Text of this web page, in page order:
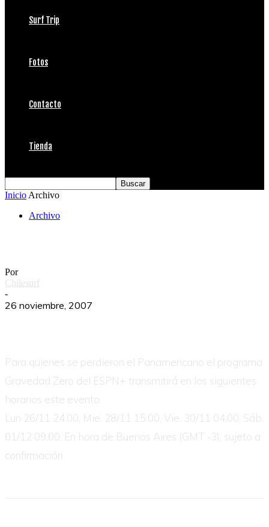
Surf Trip
Fotos
Contacto
Tienda
Inicio Archivo
Archivo
Por
Chilesurf
-
26 noviembre, 2007
Para quienes se perdieron el Panamericano el programa
Gravedad Zero del ESPN+ transmitirá en los siguientes
horarios este evento.
Lun 26/11 24.00, Mie. 28/11 15.00, Vie. 30/11 04.00, Sáb.
01/12 09.00, En hora de Buenos Aires (GMT -3), sujeto a
confirmación.